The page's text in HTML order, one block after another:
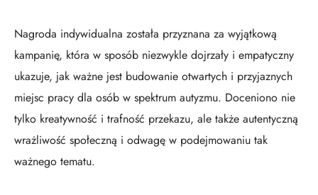
Nagroda indywidualna została przyznana za wyjątkową
kampanię, która w sposób niezwykle dojrzały i empatyczny
ukazuje, jak ważne jest budowanie otwartych i przyjaznych
miejsc pracy dla osób w spektrum autyzmu. Doceniono nie
tylko kreatywność i trafność przekazu, ale także autentyczną
wrażliwość społeczną i odwagę w podejmowaniu tak
ważnego tematu.